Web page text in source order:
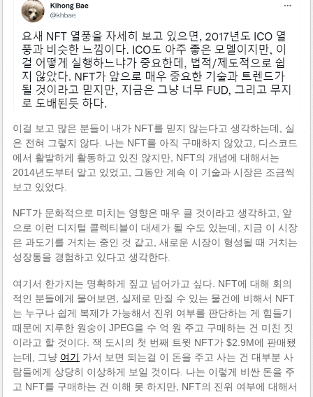
이걸 보고 많은 분들이 내가 NFT를 믿지 않는다고 생각하는데, 실
은 전혀 그렇지 않다. 나는 NFT를 아직 구매하지 않았고, 디스코드
에서 활발하게 활동하고 있진 않지만, NFT의 개념에 대해서는
2014년도부터 알고 있었고, 그동안 계속 이 기술과 시장은 조금씩
보고 있었다.
NFT가 문화적으로 미치는 영향은 매우 클 것이라고 생각하고, 앞
으로 이런 디지털 콜렉티블이 대세가 될 수도 있는데, 지금 이 시장
은 과도기를 거치는 중인 것 같고, 새로운 시장이 형성될 때 거치는
성장통을 경험하고 있다고 생각한다.
여기서 한가지는 명확하게 짚고 넘어가고 싶다. NFT에 대해 회의
적인 분들에게 물어보면, 실제로 만질 수 있는 물건에 비해서 NFT
는 누구나 쉽게 복제가 가능해서 진위 여부를 판단하는 게 힘들기
때문에 지루한 원숭이 JPEG을 수 억 원 주고 구매하는 건 미친 짓
이라고 할 것이다. 잭 도시의 첫 번째 트윗 NFT가 $2.9M에 판매됐
는데, 그냥 여기 가서 보면 되는걸 이 돈을 주고 사는 건 대부분 사
람들에게 상당히 이상하게 보일 것이다. 나는 이렇게 비싼 돈을 주
고 NFT를 구매하는 건 이해 못 하지만, NFT의 진위 여부에 대해서